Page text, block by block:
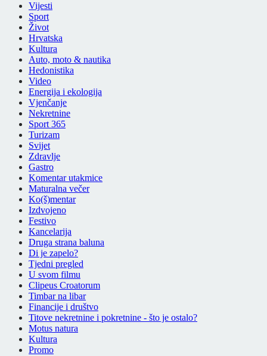
Vijesti
Sport
Život
Hrvatska
Kultura
Auto, moto & nautika
Hedonistika
Video
Energija i ekologija
Vjenčanje
Nekretnine
Sport 365
Turizam
Svijet
Zdravlje
Gastro
Komentar utakmice
Maturalna večer
Ko(š)mentar
Izdvojeno
Festivo
Kancelarija
Druga strana baluna
Di je zapelo?
Tjedni pregled
U svom filmu
Clipeus Croatorum
Timbar na libar
Financije i društvo
Titove nekretnine i pokretnine - što je ostalo?
Motus natura
Kultura
Promo